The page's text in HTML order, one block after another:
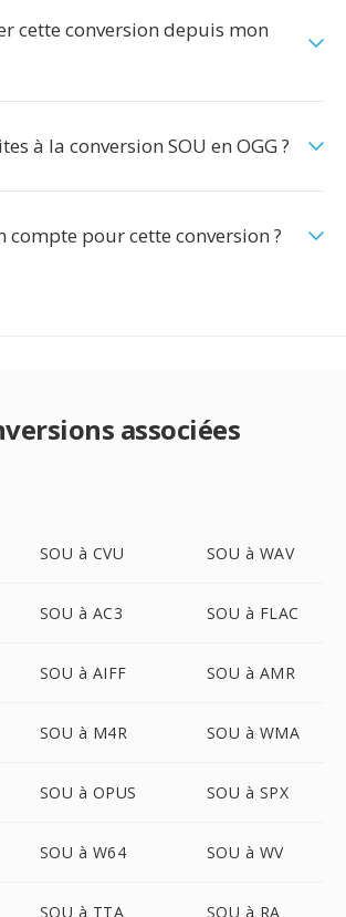
cette conversion depuis mon
à la conversion SOU en OGG ?
compte pour cette conversion ?
associées
SOU à CVU SOU à WAV
SOU à AC3 SOU à FLAC
SOU à AIFF SOU à AMR
SOU à M4R SOU à WMA
SOU à OPUS SOU à SPX
SOU à W64 SOU à WV
SOU à TTA SOU à RA